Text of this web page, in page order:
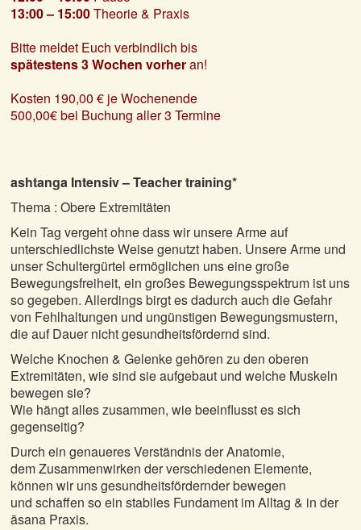
13:00 – 15:00Theorie & Praxis
Bitte meldet Euch verbindlich bis
spätestens 3 Wochen vorheran!
Kosten 190,00 € je Wochenende
500,00€ bei Buchung aller 3 Termine
ashtanga Intensiv – Teacher training*
Thema : Obere Extremitäten
Kein Tag vergeht ohne dass wir unsere Arme auf
unterschiedlichste Weise genutzt haben. Unsere Arme und
unser Schultergürtel ermöglichen uns eine große
Bewegungsfreiheit, ein großes Bewegungsspektrum ist uns
so gegeben. Allerdings birgt es dadurch auch die Gefahr
von Fehlhaltungen und ungünstigen Bewegungsmustern,
die auf Dauer nicht gesundheitsfördernd sind.
Welche Knochen & Gelenke gehören zu den oberen
Extremitäten, wie sind sie aufgebaut und welche Muskeln
bewegen sie?
Wie hängt alles zusammen, wie beeinflusst es sich
gegenseitig?
Durch ein genaueres Verständnis der Anatomie,
dem Zusammenwirken der verschiedenen Elemente,
können wir uns gesundheitsfördernder bewegen
und schaffen so ein stabiles Fundament im Alltag & in der
āsana Praxis.